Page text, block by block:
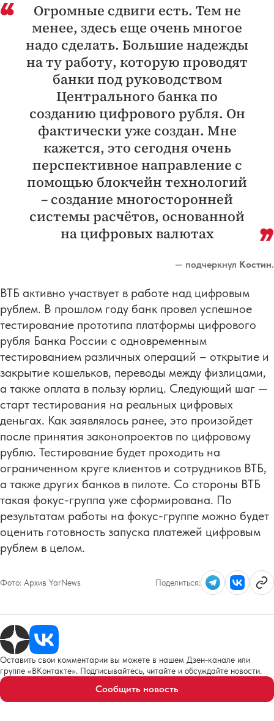
Огромные сдвиги есть. Тем не
менее, здесь еще очень многое
надо сделать. Большие надежды
на ту работу, которую проводят
банки под руководством
Центрального банка по
созданию цифрового рубля. Он
фактически уже создан. Мне
кажется, это сегодня очень
перспективное направление с
помощью блокчейн технологий
– создание многосторонней
системы расчётов, основанной
на цифровых валютах
— подчеркнул Костин.
ВТБ активно участвует в работе над цифровым
рублем. В прошлом году банк провел успешное
тестирование прототипа платформы цифрового
рубля Банка России с одновременным
тестированием различных операций – открытие и
закрытие кошельков, переводы между физлицами,
а также оплата в пользу юрлиц. Следующий шаг —
старт тестирования на реальных цифровых
деньгах. Как заявлялось ранее, это произойдет
после принятия законопроектов по цифровому
рублю. Тестирование будет проходить на
ограниченном круге клиентов и сотрудников ВТБ,
а также других банков в пилоте. Со стороны ВТБ
такая фокус-группа уже сформирована. По
результатам работы на фокус-группе можно будет
оценить готовность запуска платежей цифровым
рублем в целом.
Фото: Архив YarNews Поделиться:
Оставить свои комментарии вы можете в нашем Дзен-канале или
группе «ВКонтакте». Подписывайтесь, читайте и обсуждайте новости.
Сообщить новость